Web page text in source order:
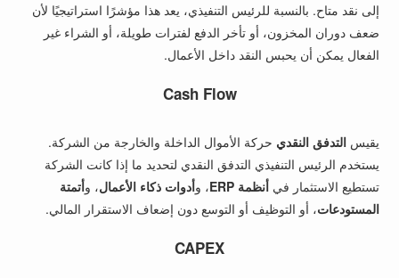
إلى نقد متاح. بالنسبة للرئيس التنفيذي، يعد هذا مؤشرًا استراتيجيًا لأن
ضعف دوران المخزون، أو تأخر الدفع لفترات طويلة، أو الشراء غير
الفعال يمكن أن يحبس النقد داخل الأعمال.
Cash Flow
يقيسالتدفق النقدي حركة الأموال الداخلة والخارجة من الشركة.
يستخدم الرئيس التنفيذي التدفق النقدي لتحديد ما إذا كانت الشركة
تستطيع الاستثمار فيأنظمة ERP ، وأدوات ذكاء الأعمال، وأتمتة
المستودعات، أو التوظيف أو التوسع دون إضعاف الاستقرار المالي.
CAPEX